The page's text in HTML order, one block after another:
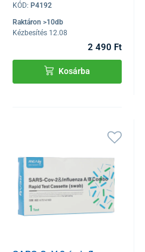
KÓD: P4192
Raktáron >10db
Kézbesítés 12.08
2 490 Ft
Kosárba